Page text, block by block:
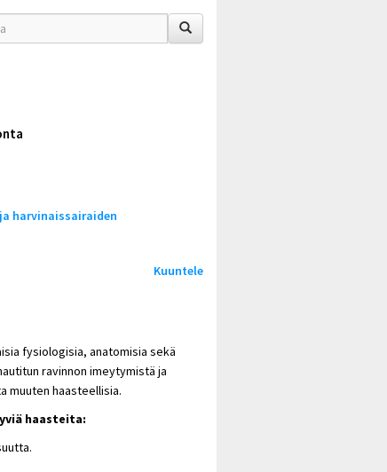
harvinaissairaiden
Kuuntele
fysiologisia, anatomisia sekä
ravinnon imeytymistä ja
muuten haasteellisia.
haasteita: